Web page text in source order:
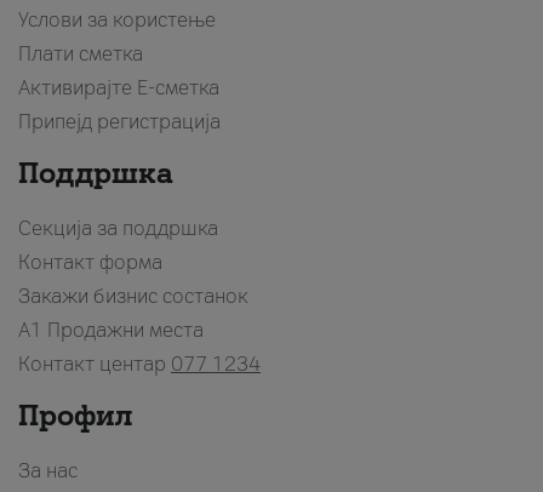
Услови за користење
Плати сметка
Активирајте Е-сметка
Припејд регистрација
Поддршка
Секција за поддршка
Контакт форма
Закажи бизнис состанок
A1 Продажни места
Контакт центар 077 1234
Профил
За нас